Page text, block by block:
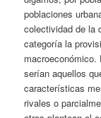
poblaciones
colectividad de la
categoría la
serían aquellos
características
rivales o